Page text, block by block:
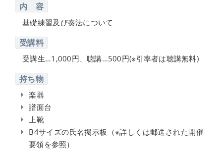
内 容
基礎練習及び奏法について
受講料
受講生…1,000円、聴講…500円(※引率者は聴講無料)
持ち物
楽器
譜面台
上靴
B4サイズの氏名掲示板（※詳しくは郵送された開催
要領を参照）